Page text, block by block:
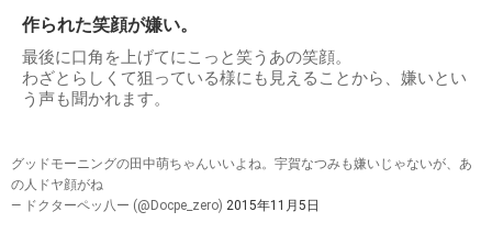
作られた笑顔が嫌い。
最後に口角を上げてにこっと笑うあの笑顔。
わざとらしくて狙っている様にも見えることから、嫌いとい
う声も聞かれます。
グッドモーニングの田中萌ちゃんいいよね。宇賀なつみも嫌いじゃないが、あ
の人ドヤ顔がね
— ドクターペッ八ー (@Docpe_zero) 2015年11月5日